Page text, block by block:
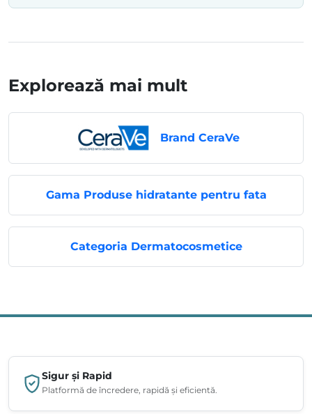
Explorează mai mult
Brand CeraVe
Gama Produse hidratante pentru fata
Categoria Dermatocosmetice
Sigur și Rapid
Platformă de încredere, rapidă și eficientă.